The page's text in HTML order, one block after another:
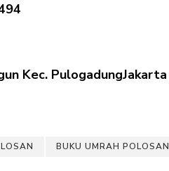
Kec.
BUKU UMRAH POLOSAN